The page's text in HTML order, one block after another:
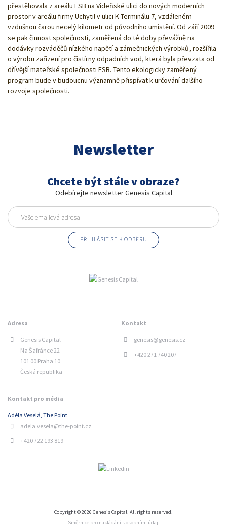
přestěhovala z areálu ESB na Vídeňské ulici do nových moderních
prostor v areálu firmy Uchytil v ulici K Terminálu 7, vzdáleném
vzdušnou čarou necelý kilometr od původního umístění. Od září 2009
se pak činnost společnosti, zaměřená do té doby převážně na
dodávky rozváděčů nízkého napětí a zámečnických výrobků, rozšířila
o výrobu zařízení pro čistírny odpadních vod, která byla převzata od
dřívější mateřské společnosti ESB. Tento ekologicky zaměřený
program bude v budoucnu významně přispívat k určování dalšího
rozvoje společnosti.
Newsletter
Chcete být stále v obraze?
Odebírejte newsletter Genesis Capital
Adresa
Genesis Capital
Na Šafránce 22
101 00 Praha 10
Česká republika
Kontakt
genesis@genesis.cz
+420 271 740 207
Kontakt pro média
Adéla Veselá, The Point
adela.vesela@the-point.cz
+420 722 193 819
Copyright © 2026 Genesis Capital. All rights reserved.
Směrnice pro nakládání s osobními údaji